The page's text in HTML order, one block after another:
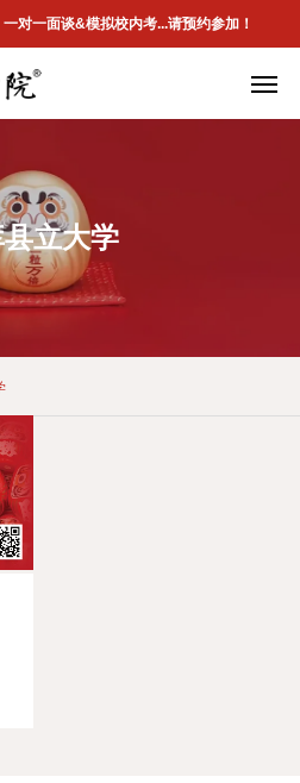
对一面谈&模拟校内考...请预约参加！
立大学